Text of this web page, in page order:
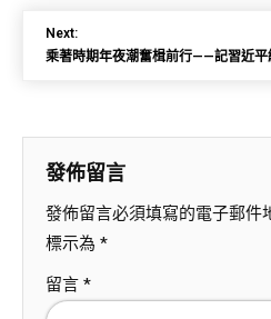
Next:
乘著時期年夜潮奮楫前行——記習近平
發佈留言
發佈留言必須填寫的電子郵件
標示為 *
留言 *